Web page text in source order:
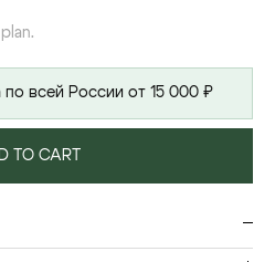
по всей России от 15 000 ₽
TO CART